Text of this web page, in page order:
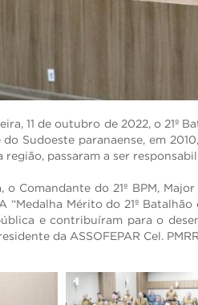
11 de outubro de 2022, o 21º
Sudoeste paranaense, em
passaram a ser
o Comandante do 21º BPM,
“Medalha Mérito do 21º
e contribuíram para o
da ASSOFEPAR Cel.